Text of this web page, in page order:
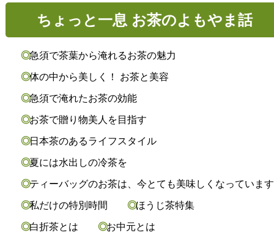
ちょっと一息 お茶のよもやま話
急須で茶葉から淹れるお茶の魅力
体の中から美しく！ お茶と美容
急須で淹れたお茶の効能
お茶で贈り物美人を目指す
日本茶のあるライフスタイル
夏には水出しの冷茶を
ティーバッグのお茶は、今とても美味しくなっています
私だけの特別時間 ほうじ茶特集
白折茶とは お中元とは